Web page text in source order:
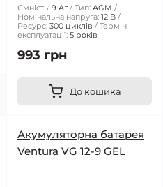
Ємність: 9 Аг Тип: AGM
Номінальна напруга: 12 В
Ресурс: 300 циклів
Термін
експлуатації: 5 років
993 грн
До кошика
Акумуляторна батарея
Ventura VG 12-9 GEL